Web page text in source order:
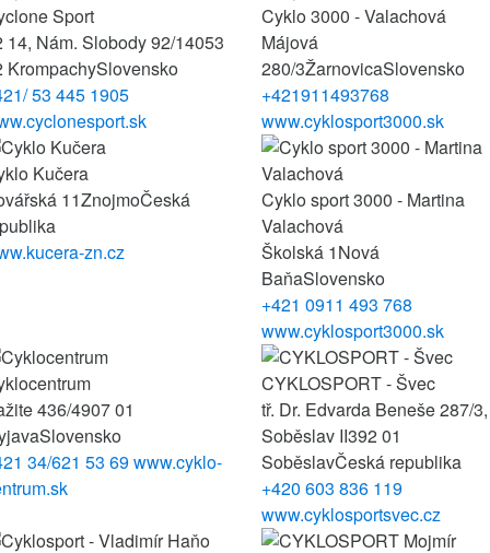
Sport
14, Nám. Slobody 92/14053
KrompachySlovensko
53 445 1905
Cyklo 3000 - Valachová
Májová
280/3ŽarnovicaSlovensko
+421911493768
www.cyklosport3000.sk
Kučera
11ZnojmoČeská
zn.cz
Cyklo sport 3000 - Martina
Valachová
Školská 1Nová
BaňaSlovensko
+421 0911 493 768
www.cyklosport3000.sk
436/4907 01
Slovensko
34/621 53 69www.cyklo-
CYKLOSPORT - Švec
tř. Dr. Edvarda Beneše 287/3,
Soběslav II392 01
SoběslavČeská republika
+420 603 836 119
www.cyklosportsvec.cz